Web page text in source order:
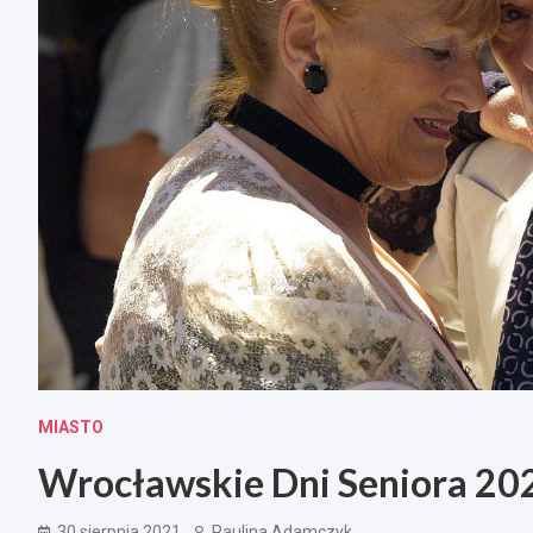
MIASTO
Wrocławskie Dni Seniora